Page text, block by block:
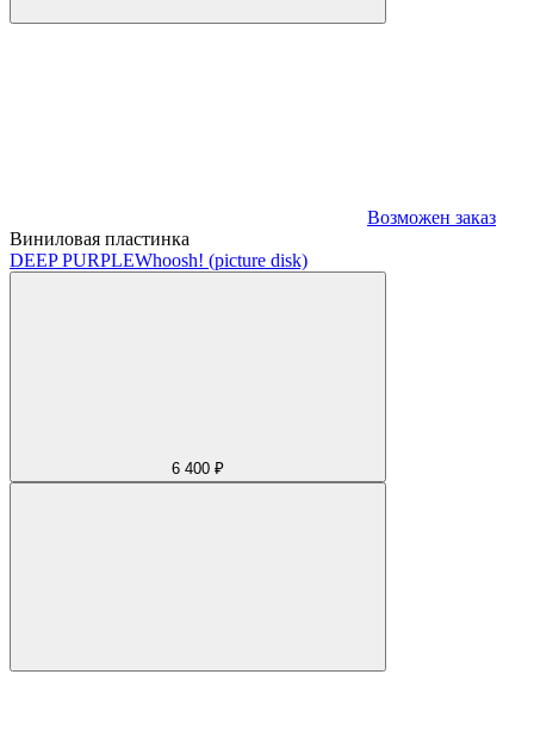
Возможен заказ
Виниловая пластинка
DEEP PURPLEWhoosh! (picture disk)
6 400 ₽